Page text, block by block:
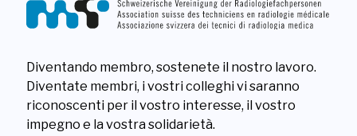
Media
IT
Ricerca
Diventando membro, sostenete il nostro lavoro.
Diventate membri, i vostri colleghi vi saranno
riconoscenti per il vostro interesse, il vostro
impegno e la vostra solidarietà.